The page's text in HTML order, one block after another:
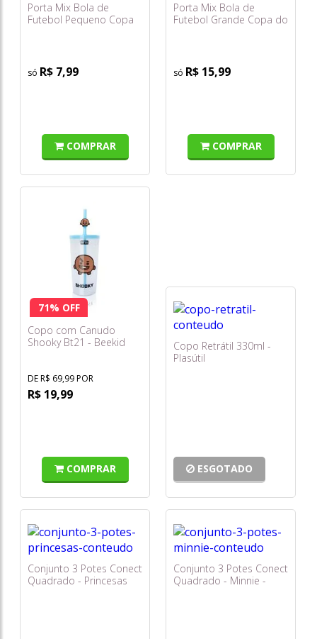
Porta Mix Bola de
Futebol Pequeno Copa
R$ 7,99
COMPRAR
Porta Mix Bola de
Futebol Grande Copa do
R$ 15,99
COMPRAR
71% OFF
Copo com Canudo
Shooky Bt21 - Beekid
DE R$ 69,99 POR
R$ 19,99
COMPRAR
Copo Retrátil 330ml -
Plasútil
ESGOTADO
Conjunto 3 Potes Conect
Quadrado - Princesas
Conjunto 3 Potes Conect
Quadrado - Minnie -